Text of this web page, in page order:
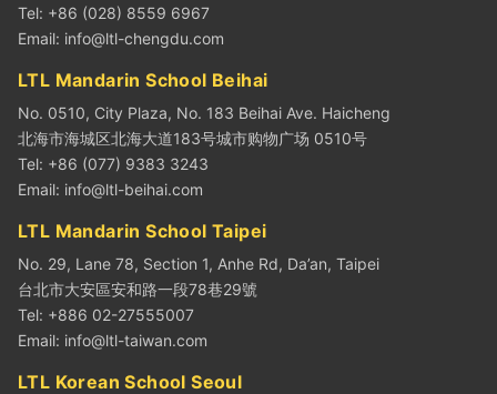
Tel: +86 (028) 8559 6967
Email: info@ltl-chengdu.com
LTL Mandarin School Beihai
No. 0510, City Plaza, No. 183 Beihai Ave. Haicheng
北海市海城区北海大道183号城市购物广场 0510号
Tel: +86 (077) 9383 3243
Email: info@ltl-beihai.com
LTL Mandarin School Taipei
No. 29, Lane 78, Section 1, Anhe Rd, Da’an, Taipei
台北市大安區安和路一段78巷29號
Tel: +886 02-27555007
Email: info@ltl-taiwan.com
LTL Korean School Seoul